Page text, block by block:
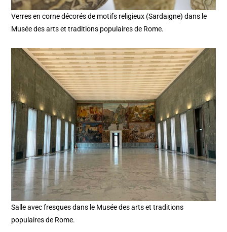
Verres en corne décorés de motifs religieux (Sardaigne) dans le
Musée des arts et traditions populaires de Rome.
Salle avec fresques dans le Musée des arts et traditions
populaires de Rome.